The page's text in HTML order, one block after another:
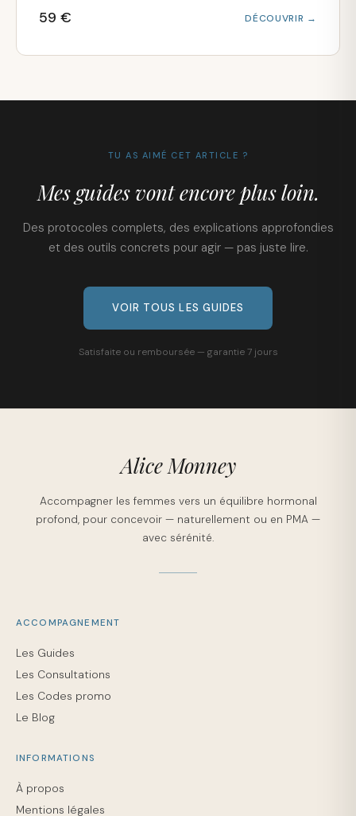
59 € DÉCOUVRIR →
TU AS AIMÉ CET ARTICLE ?
Mes guides vont encore plus loin.
Des protocoles complets, des explications approfondies
et des outils concrets pour agir — pas juste lire.
VOIR TOUS LES GUIDES
Satisfaite ou remboursée — garantie 7 jours
Alice Monney
Accompagner les femmes vers un équilibre hormonal
profond, pour concevoir — naturellement ou en PMA —
avec sérénité.
ACCOMPAGNEMENT
Les Guides
Les Consultations
Les Codes promo
Le Blog
INFORMATIONS
À propos
Mentions légales